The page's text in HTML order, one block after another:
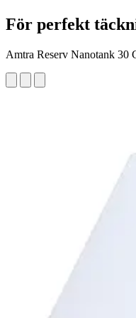
För perfekt
Amtra Reserv Nanotank 30